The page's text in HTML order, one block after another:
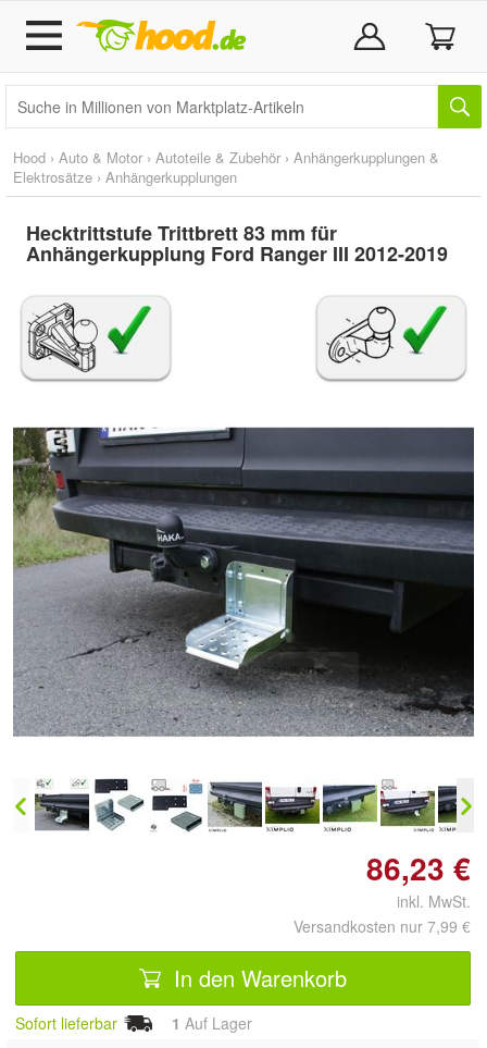
Hood › Auto & Motor › Autoteile & Zubehör › Anhängerkupplungen &
Elektrosätze › Anhängerkupplungen
Hecktrittstufe Trittbrett 83 mm für
Anhängerkupplung Ford Ranger III 2012-2019
Doppelt antippen zum
vergrößern
86,23 €
inkl. MwSt.
Versandkosten nur 7,99 €
In den Warenkorb
Sofort lieferbar 1 Auf Lager